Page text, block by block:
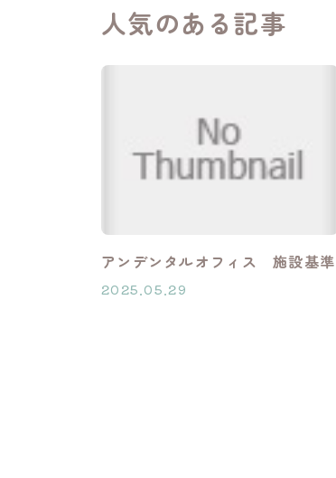
人気のある記事
アンデンタルオフィス 施設基準
2025.05.29